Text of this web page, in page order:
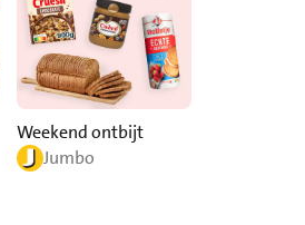
Weekend ontbijt
Jumbo